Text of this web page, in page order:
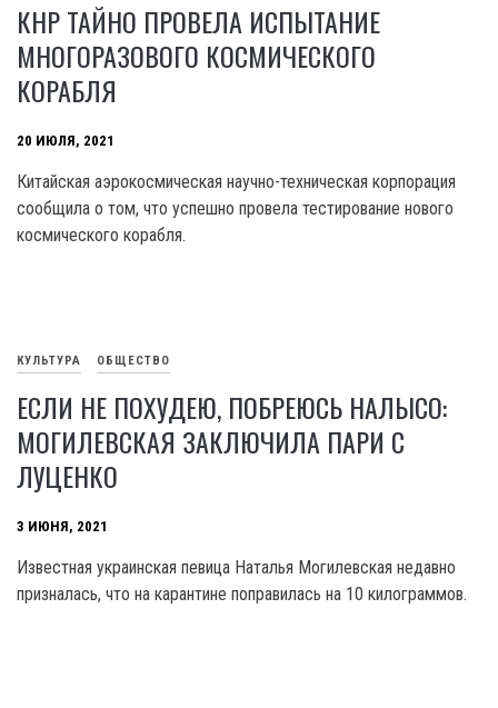
КНР ТАЙНО ПРОВЕЛА ИСПЫТАНИЕ
МНОГОРАЗОВОГО КОСМИЧЕСКОГО
КОРАБЛЯ
20 ИЮЛЯ, 2021
Китайская аэрокосмическая научно-техническая корпорация
сообщила о том, что успешно провела тестирование нового
космического корабля.
КУЛЬТУРА ОБЩЕСТВО
ЕСЛИ НЕ ПОХУДЕЮ, ПОБРЕЮСЬ НАЛЫСО:
МОГИЛЕВСКАЯ ЗАКЛЮЧИЛА ПАРИ С
ЛУЦЕНКО
3 ИЮНЯ, 2021
Известная украинская певица Наталья Могилевская недавно
призналась, что на карантине поправилась на 10 килограммов.